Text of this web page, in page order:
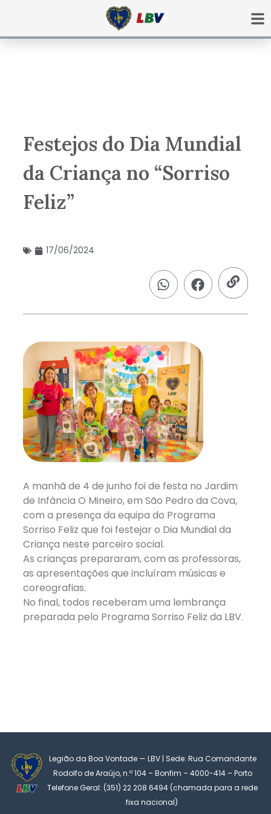
Festejos do Dia Mundial
da Criança no “Sorriso
Feliz”
17/06/2024
A manhã de 4 de junho foi de festa no Jardim
de Infância O Mineiro, em São Pedro da Cova,
com a presença da equipa do Programa
Sorriso Feliz que foi festejar o Dia Mundial da
Criança neste parceiro social.
As crianças prepararam, com as professoras,
as apresentações que incluíram músicas e
coreografias.
No final, todos receberam uma lembrança
preparada pelo Programa Sorriso Feliz da LBV.
Legião da Boa Vontade — LBV | Sede: Rua Comandante
Rodolfo de Araújo, n.º 104 – Bonfim – 4000-414 – Porto
Telefone Geral: (351) 22 208 6494 (chamada para a rede
fixa nacional)